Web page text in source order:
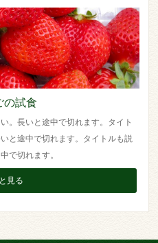
の試食
。長いと途中で切れます。タイト
と途中で切れます。タイトルも説
で切れます。
見る